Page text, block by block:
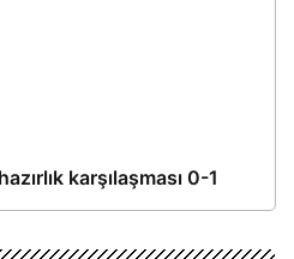
karşılaşması 0-1